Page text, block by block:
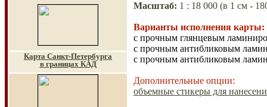
Масштаб: 1 : 18 000 (в 1 см -
Варианты исполнения карты:
с прочным глянцевым
с прочным антибликовым
с прочным антибликовым
Дополнительные опции:
объемные стикеры для
Карта Санкт-Петербурга
в границах КАД